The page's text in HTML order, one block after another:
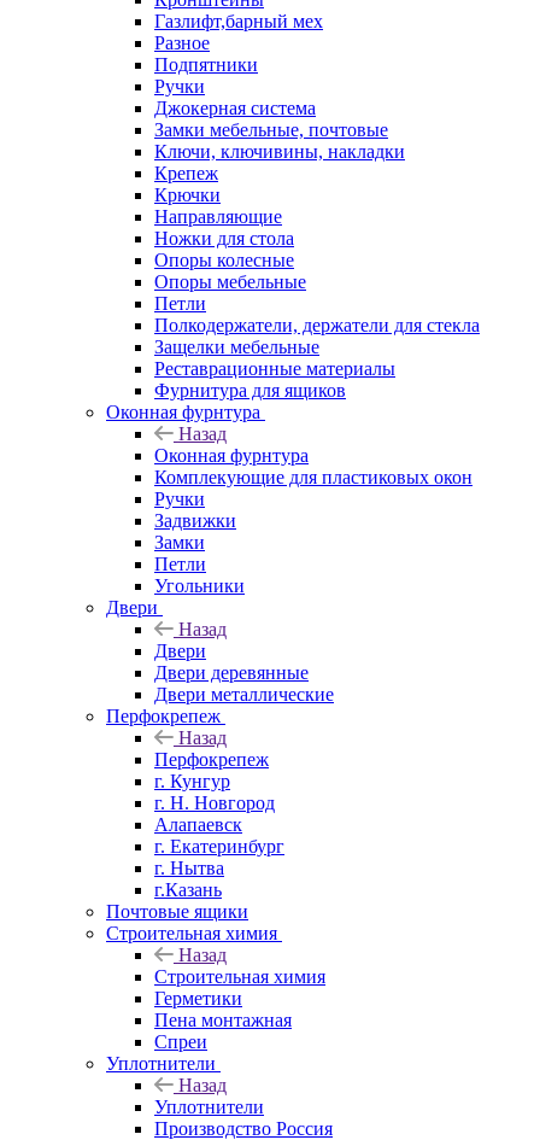
Газлифт,барный мех
Разное
Подпятники
Ручки
Джокерная система
Замки мебельные, почтовые
Ключи, ключивины, накладки
Крепеж
Крючки
Направляющие
Ножки для стола
Опоры колесные
Опоры мебельные
Петли
Полкодержатели, держатели для стекла
Защелки мебельные
Реставрационные материалы
Фурнитура для ящиков
Оконная фурнтура
Назад
Оконная фурнтура
Комплекующие для пластиковых окон
Ручки
Задвижки
Замки
Петли
Угольники
Двери
Назад
Двери
Двери деревянные
Двери металлические
Перфокрепеж
Назад
Перфокрепеж
г. Кунгур
г. Н. Новгород
Алапаевск
г. Екатеринбург
г. Нытва
г.Казань
Почтовые ящики
Строительная химия
Назад
Строительная химия
Герметики
Пена монтажная
Спреи
Уплотнители
Назад
Уплотнители
Производство Россия